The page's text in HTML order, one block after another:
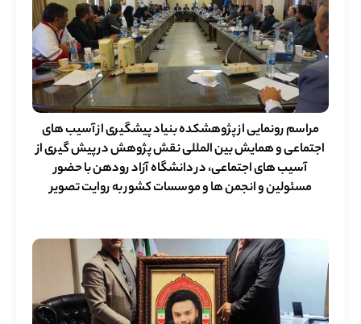
مراسم رونمایی از پژوهشکده بنیاد پیشگیری از آسیب های
اجتماعی و همایش بین المللی نقش پژوهش در پیش گیری از
آسیب های اجتماعی، در دانشگاه آزاد رودهن با حضور
مسئولین و انجمن ها و موسسات کشور به روایت تصویر